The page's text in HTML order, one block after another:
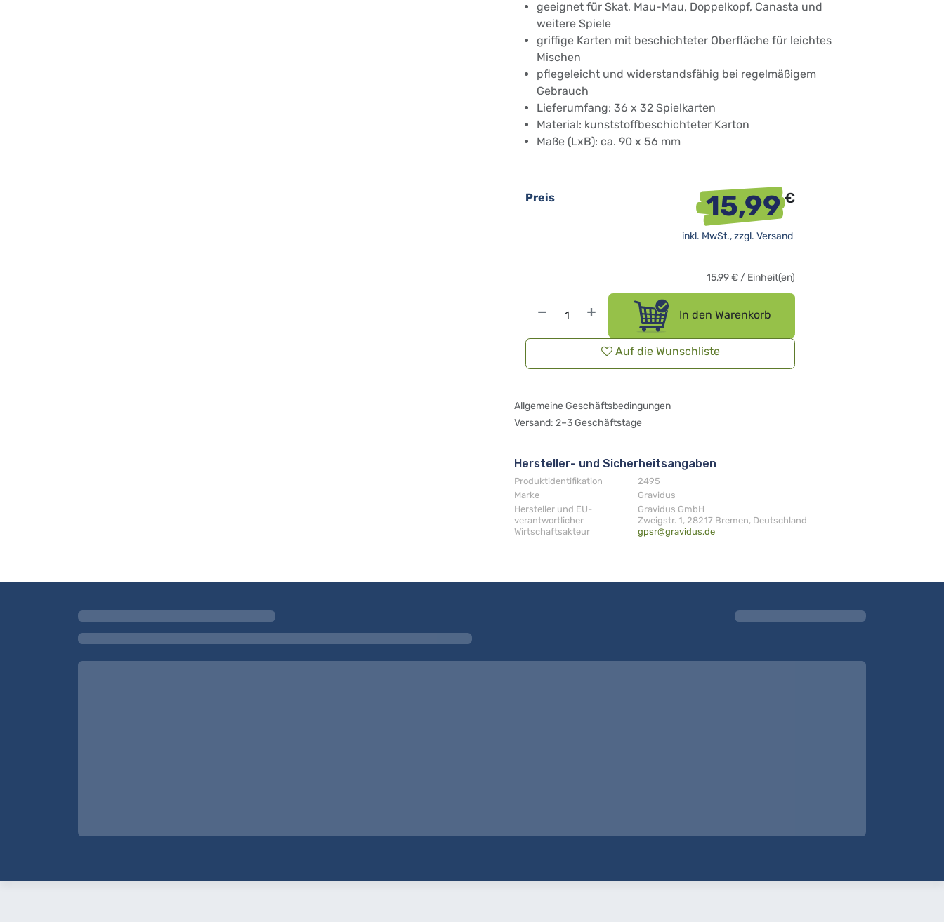
geeignet für Skat, Mau-Mau, Doppelkopf, Canasta und
weitere Spiele
griffige Karten mit beschichteter Oberfläche für leichtes
Mischen
pflegeleicht und widerstandsfähig bei regelmäßigem
Gebrauch
Lieferumfang: 36 x 32 Spielkarten
Material: kunststoffbeschichteter Karton
Maße (LxB): ca. 90 x 56 mm
In den Warenkorb
Auf die Wunschliste
Preis 15,99€
inkl. MwSt., zzgl. Versand
15,99€/ Einheit(en)
Allgemeine Geschäftsbedingungen
Versand: 2–3 Geschäftstage
Hersteller- und Sicherheitsangaben
Produktidentifikation
2495
Marke
Gravidus
Hersteller und EU-
verantwortlicher
Wirtschaftsakteur
Gravidus GmbH
Zweigstr. 1, 28217 Bremen, Deutschland
gpsr@gravidus.de